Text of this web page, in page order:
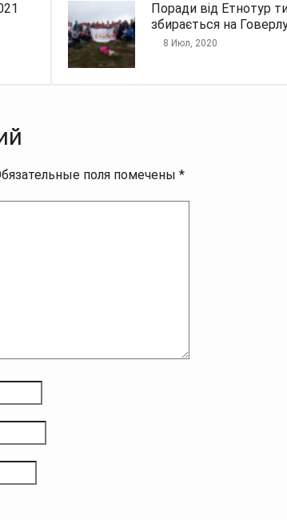
Поради від Етнотур
збирається на
8 Июл, 2020
поля помечены *